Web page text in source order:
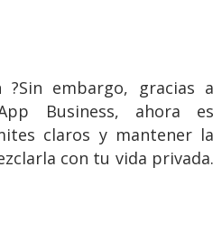
?Sin embargo, gracias a
Business, ahora es
claros y mantener la
con tu vida privada.